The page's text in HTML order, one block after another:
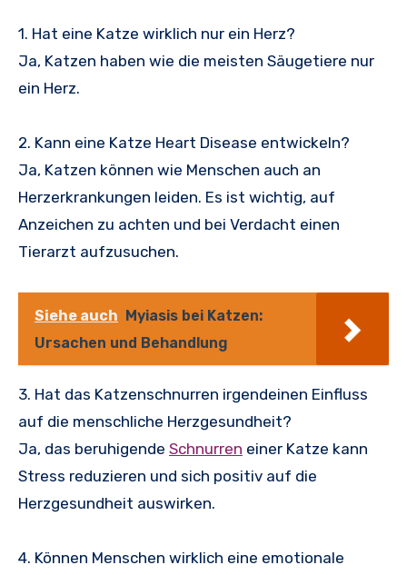
1. Hat eine Katze wirklich nur ein Herz?
Ja, Katzen haben wie die meisten Säugetiere nur
ein Herz.
2. Kann eine Katze Heart Disease entwickeln?
Ja, Katzen können wie Menschen auch an
Herzerkrankungen leiden. Es ist wichtig, auf
Anzeichen zu achten und bei Verdacht einen
Tierarzt aufzusuchen.
Siehe auch
Myiasis bei Katzen:
Ursachen und Behandlung
3. Hat das Katzenschnurren irgendeinen Einfluss
auf die menschliche Herzgesundheit?
Ja, das beruhigende Schnurren einer Katze kann
Stress reduzieren und sich positiv auf die
Herzgesundheit auswirken.
4. Können Menschen wirklich eine emotionale